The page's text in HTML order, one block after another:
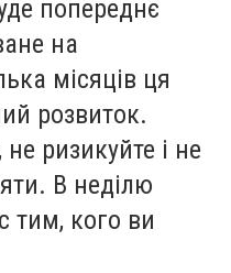
попереднє
на
мiсяцiв ця
розвиток.
не ризикуйте i не
В недiлю
тим, кого ви